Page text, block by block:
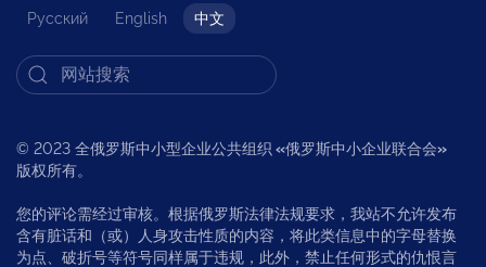
Русский English 中文
© 2023 全俄罗斯中小型企业公共组织 «俄罗斯中小企业联合会»
版权所有。
您的评论需经过审核。根据俄罗斯法律法规要求，我站不允许发布
含有脏话和（或）人身攻击性质的内容，将此类信息中的字母替换
为点、破折号等符号同样属于违规，此外，禁止任何形式的仇恨言